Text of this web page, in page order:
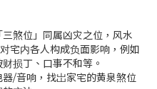
三煞位」同属凶灾之位，风水
宅内各人构成负面影响，例如
损丁、口事不和等。
/音响，找岀家宅的黄泉煞位